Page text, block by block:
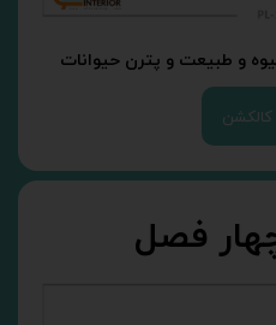
و طبیعت و پترن حیوانات
فصل